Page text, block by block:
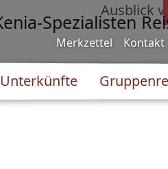
Unterkünfte
Merkzettel Kontakt